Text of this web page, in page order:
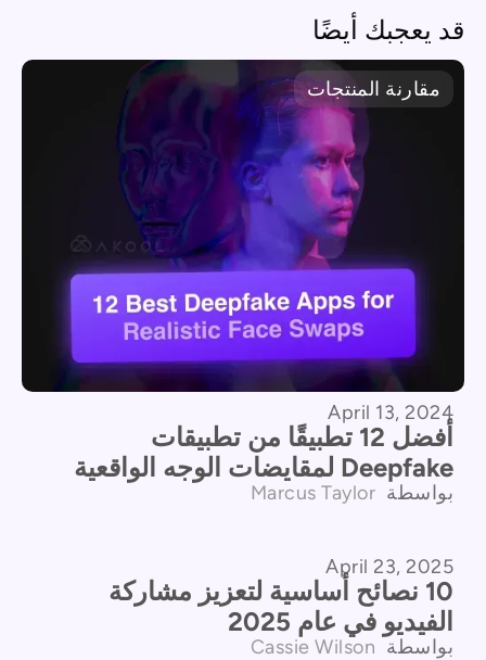
قد يعجبك أيضًا
مقارنة المنتجات
April 13, 2024
أفضل 12 تطبيقًا من تطبيقات
Deepfake لمقايضات الوجه الواقعية
بواسطة Marcus Taylor
البرامج التعليمية
April 23, 2025
10 نصائح أساسية لتعزيز مشاركة
الفيديو في عام 2025
بواسطة Cassie Wilson